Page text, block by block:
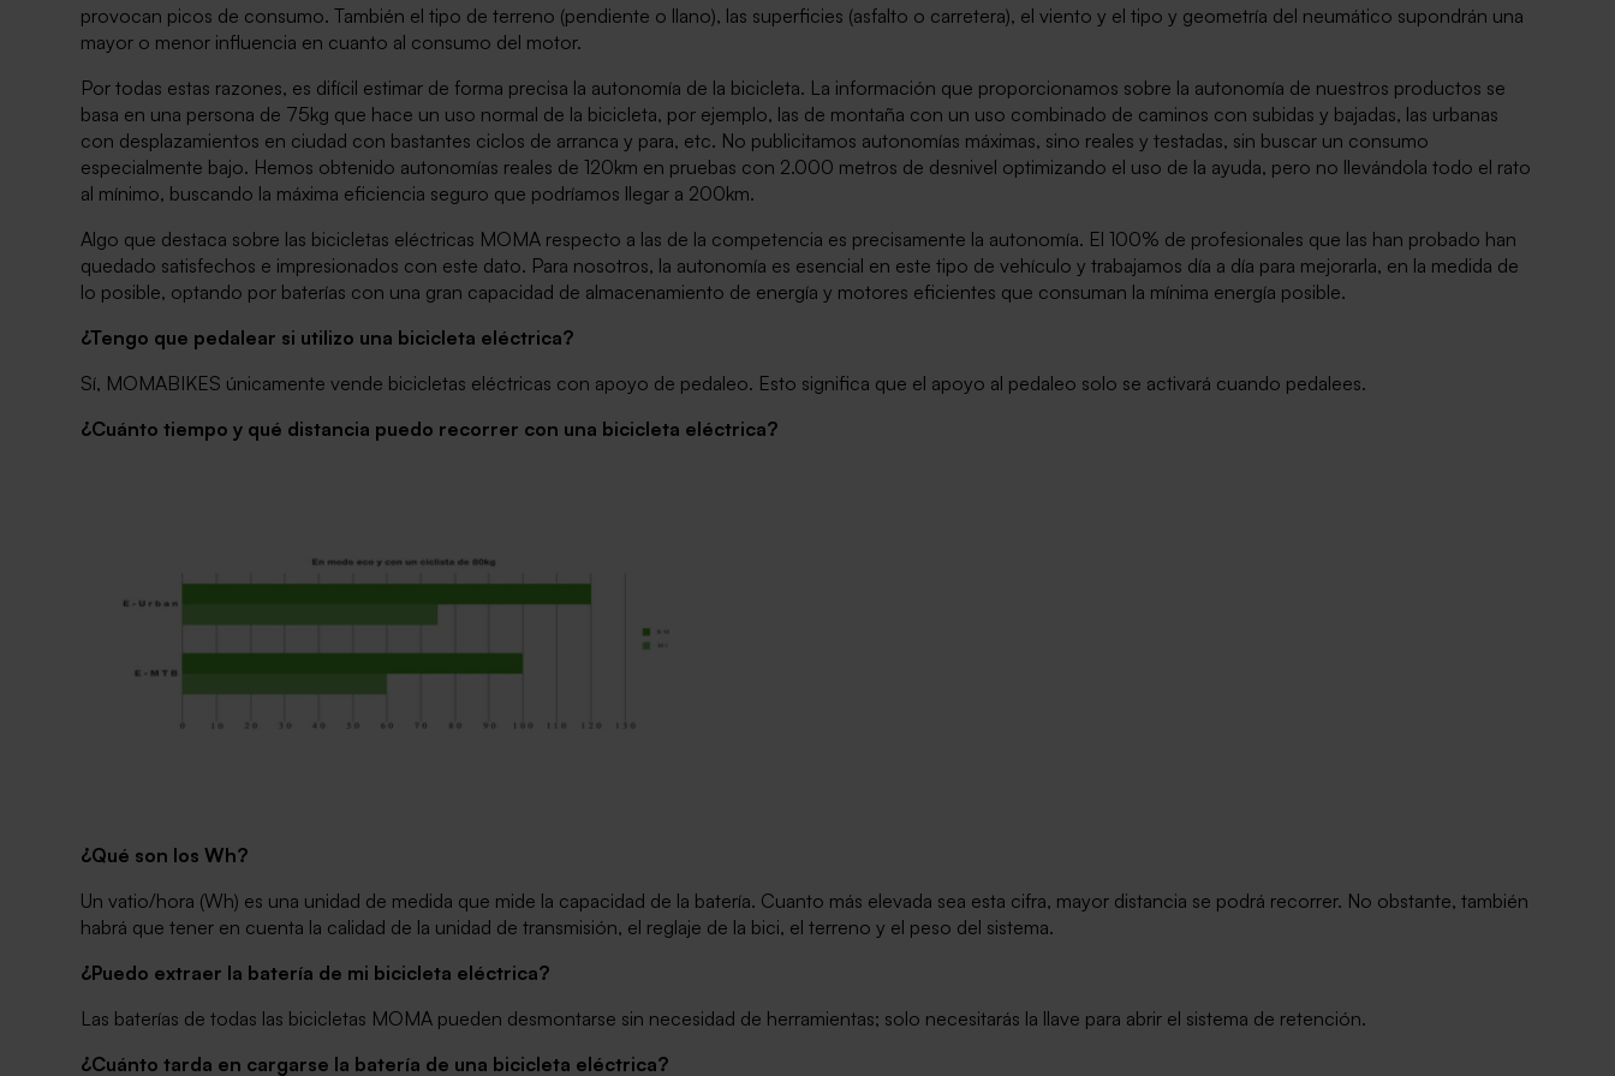
provocan picos de consumo. También el tipo de terreno (pendiente o llano), las superficies (asfalto o carretera), el viento y el tipo y geometría del neumático supondrán una
mayor o menor influencia en cuanto al consumo del motor.
Por todas estas razones, es difícil estimar de forma precisa la autonomía de la bicicleta. La información que proporcionamos sobre la autonomía de nuestros productos se
basa en una persona de 75kg que hace un uso normal de la bicicleta, por ejemplo, las de montaña con un uso combinado de caminos con subidas y bajadas, las urbanas
con desplazamientos en ciudad con bastantes ciclos de arranca y para, etc. No publicitamos autonomías máximas, sino reales y testadas, sin buscar un consumo
especialmente bajo. Hemos obtenido autonomías reales de 120km en pruebas con 2.000 metros de desnivel optimizando el uso de la ayuda, pero no llevándola todo el rato
al mínimo, buscando la máxima eficiencia seguro que podríamos llegar a 200km.
Algo que destaca sobre las bicicletas eléctricas MOMA respecto a las de la competencia es precisamente la autonomía. El 100% de profesionales que las han probado han
quedado satisfechos e impresionados con este dato. Para nosotros, la autonomía es esencial en este tipo de vehículo y trabajamos día a día para mejorarla, en la medida de
lo posible, optando por baterías con una gran capacidad de almacenamiento de energía y motores eficientes que consuman la mínima energía posible.
¿Tengo que pedalear si utilizo una bicicleta eléctrica?
Sí, MOMABIKES únicamente vende bicicletas eléctricas con apoyo de pedaleo. Esto significa que el apoyo al pedaleo solo se activará cuando pedalees.
¿Cuánto tiempo y qué distancia puedo recorrer con una bicicleta eléctrica?
¿Qué son los Wh?
Un vatio/hora (Wh) es una unidad de medida que mide la capacidad de la batería. Cuanto más elevada sea esta cifra, mayor distancia se podrá recorrer. No obstante, también
habrá que tener en cuenta la calidad de la unidad de transmisión, el reglaje de la bici, el terreno y el peso del sistema.
¿Puedo extraer la batería de mi bicicleta eléctrica?
Las baterías de todas las bicicletas MOMA pueden desmontarse sin necesidad de herramientas; solo necesitarás la llave para abrir el sistema de retención.
¿Cuánto tarda en cargarse la batería de una bicicleta eléctrica?